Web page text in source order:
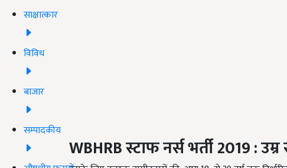
साक्षात्कार
विविध
बाजार
सम्पादकीय
WBHRBस्टाफ नर्स भर्ती 2019: